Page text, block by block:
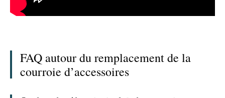
FAQ autour du remplacement de la
courroie d’accessoires